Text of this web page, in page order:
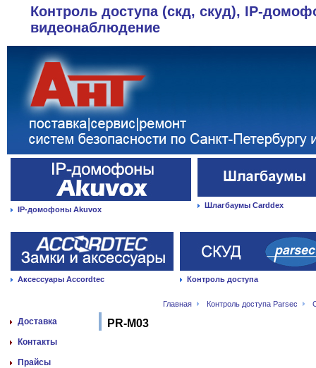
Контроль доступа (скд, скуд), IP-
видеонаблюдение
IP-домофоны Akuvox Шлагбаумы Carddex
Аксессуары Accordtec Контроль доступа
Главная Контроль доступа Parsec
Доставка
Контакты
Прайсы
PR-M03